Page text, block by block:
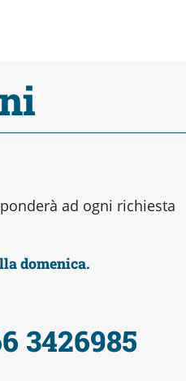
ad ogni richiesta
domenica.
3426985